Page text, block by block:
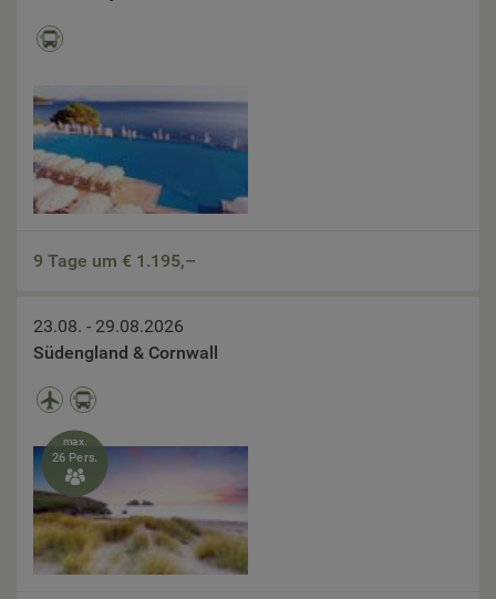
9 Tage um € 1.195,–
23.08. - 29.08.2026
Südengland & Cornwall
max.
26 Pers.
